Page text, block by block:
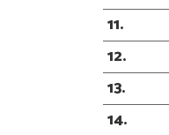
11
12
13
14